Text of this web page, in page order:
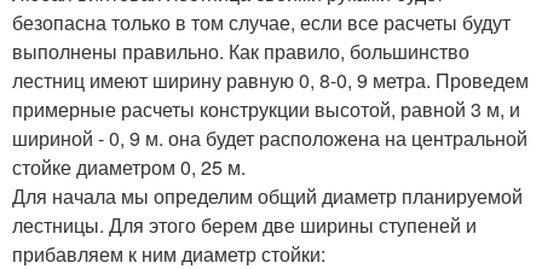
безопасна только в том случае, если все расчеты будут
выполнены правильно. Как правило, большинство
лестниц имеют ширину равную 0, 8-0, 9 метра. Проведем
примерные расчеты конструкции высотой, равной 3 м, и
шириной - 0, 9 м. она будет расположена на центральной
стойке диаметром 0, 25 м.
Для начала мы определим общий диаметр планируемой
лестницы. Для этого берем две ширины ступеней и
прибавляем к ним диаметр стойки: